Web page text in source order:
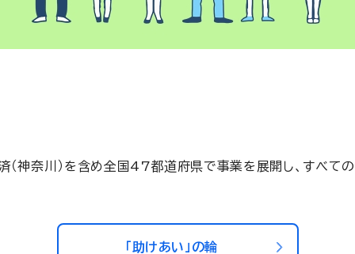
共済（神奈川）を含め全国47都道府県で事業を展開し、
「助けあい」の輪